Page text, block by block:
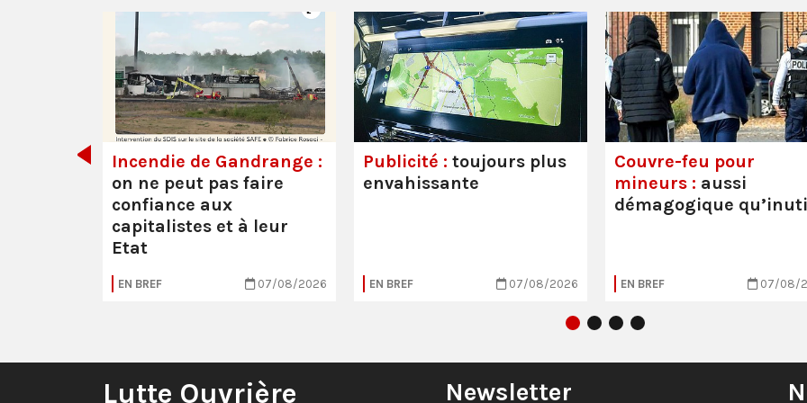
Incendie de Gandrange :
on ne peut pas faire
confiance aux
capitalistes et à leur
Etat
EN BREF 07/08/2026
Publicité : toujours plus
envahissante
EN BREF 07/08/2026
Couvre-feu pour
mineurs : aussi
démagogique
EN BREF 07/08/
Lutte Ouvrière Newsletter